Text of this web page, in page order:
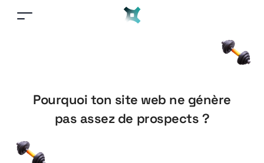
Pourquoi ton site web ne génère
pas assez de prospects ?